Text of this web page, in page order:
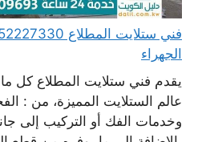
الجهراء
يقدم فني ستلايت المطلاع كل
عالم الستلايت المميزة، من :
وخدمات الفك أو التركيب إلى